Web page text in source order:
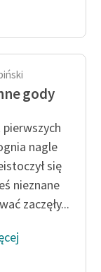
gody
nagle
się
nieznane
zaczęły...